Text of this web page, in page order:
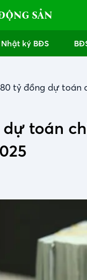
SẢN
Nhật ký BĐS
tỷ đồng dự
dự toán